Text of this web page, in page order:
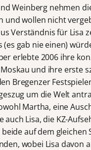
Weinberg nehmen
und wollen nicht
Verständnis für Lisa
(es gab nie einen)
erlebte 2006 ihre
und ihre erste
Bregenzer
um die Welt
Martha, eine
auch Lisa, die KZ-
auf dem gleichen
wobei Lisa davon